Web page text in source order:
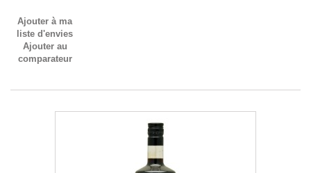
Ajouter à ma
liste d'envies
Ajouter au
comparateur